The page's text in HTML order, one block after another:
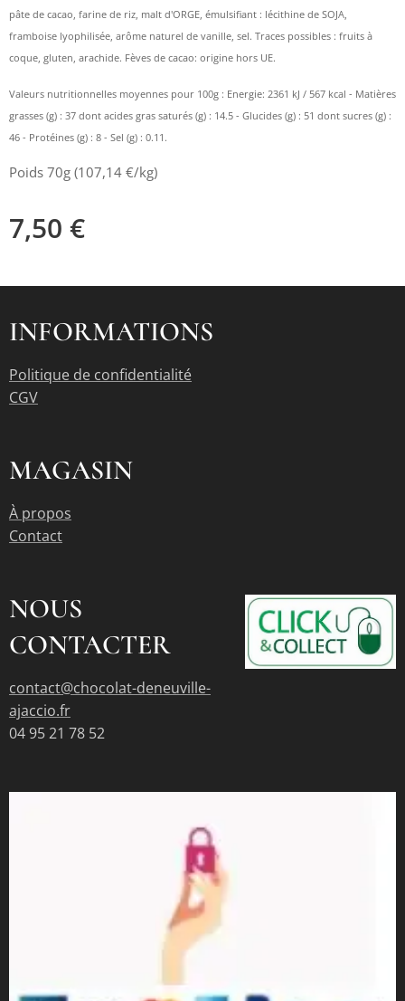
pâte de cacao, farine de riz, malt d'ORGE, émulsifiant : lécithine de SOJA,
framboise lyophilisée, arôme naturel de vanille, sel. Traces possibles : fruits à
coque, gluten, arachide. Fèves de cacao: origine hors UE.
Valeurs nutritionnelles moyennes pour 100g : Energie: 2361 kJ / 567 kcal - Matières
grasses (g) : 37 dont acides gras saturés (g) : 14.5 - Glucides (g) : 51 dont sucres (g) :
46 - Protéines (g) : 8 - Sel (g) : 0.11.
Poids 70g (107,14 €/kg)
7,50 €
INFORMATIONS
Politique de confidentialité
CGV
MAGASIN
À propos
Contact
NOUS
CONTACTER
contact@chocolat-deneuville-
ajaccio.fr
04 95 21 78 52